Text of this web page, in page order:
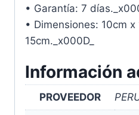
• Garantía: 7
• Dimensiones: 10cm x
15cm._x000D_
Información
PROVEEDOR